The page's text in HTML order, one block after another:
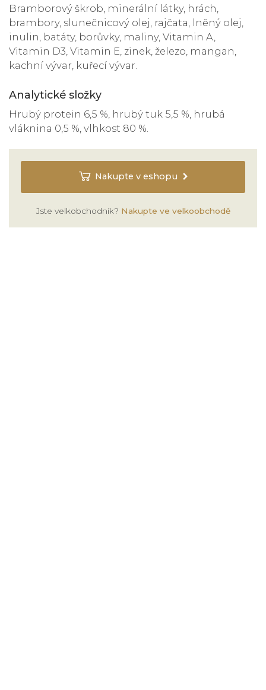
Bramborový škrob, minerální látky, hrách,
brambory, slunečnicový olej, rajčata, lněný olej,
inulin, batáty, borůvky, maliny, Vitamin A,
Vitamin D3, Vitamin E, zinek, železo, mangan,
kachní vývar, kuřecí vývar.
Analytické složky
Hrubý protein 6,5 %, hrubý tuk 5,5 %, hrubá
vláknina 0,5 %, vlhkost 80 %.
Nakupte v eshopu
Jste velkobchodník? Nakupte ve velkoobchodě